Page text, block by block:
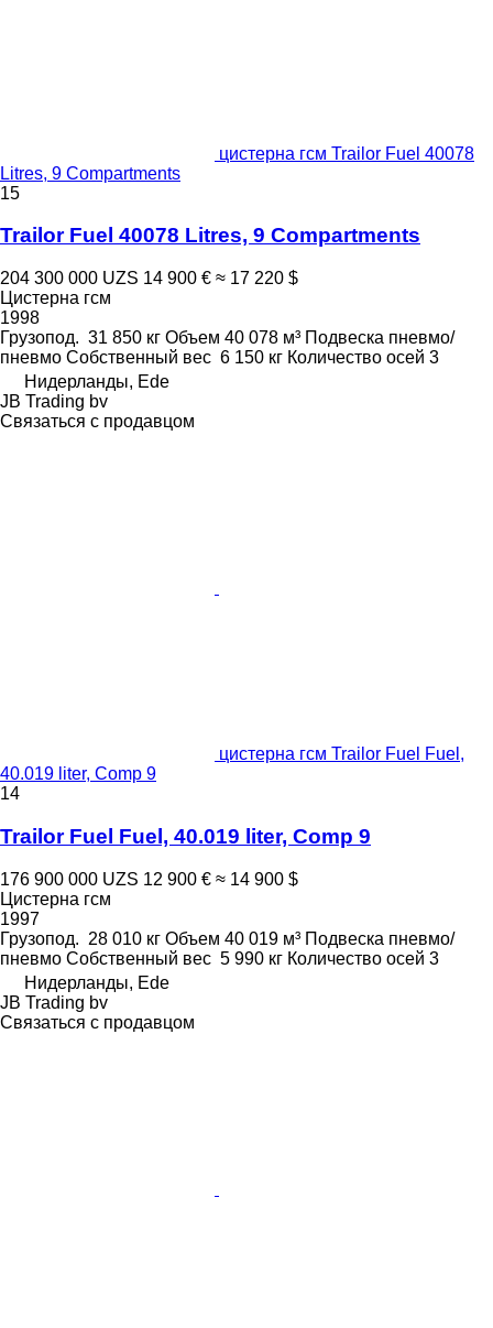
цистерна гсм Trailor Fuel 40078
Litres, 9 Compartments
15
Trailor Fuel 40078 Litres, 9 Compartments
204 300 000 UZS 14 900 € ≈ 17 220 $
Цистерна гсм
1998
Грузопод. 31 850 кг Объем 40 078 м³ Подвеска пневмо/
пневмо Собственный вес 6 150 кг Количество осей 3
Нидерланды, Ede
JB Trading bv
Связаться с продавцом
цистерна гсм Trailor Fuel Fuel,
40.019 liter, Comp 9
14
Trailor Fuel Fuel, 40.019 liter, Comp 9
176 900 000 UZS 12 900 € ≈ 14 900 $
Цистерна гсм
1997
Грузопод. 28 010 кг Объем 40 019 м³ Подвеска пневмо/
пневмо Собственный вес 5 990 кг Количество осей 3
Нидерланды, Ede
JB Trading bv
Связаться с продавцом